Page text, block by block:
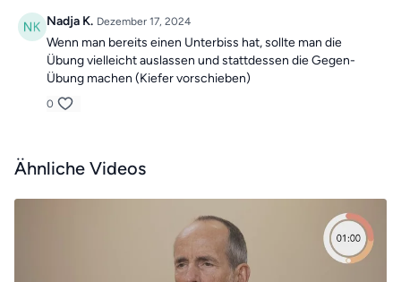
Nadja K. Dezember 17, 2024
Wenn man bereits einen Unterbiss hat, sollte man die
Übung vielleicht auslassen und stattdessen die Gegen-
Übung machen (Kiefer vorschieben)
0
Ähnliche Videos